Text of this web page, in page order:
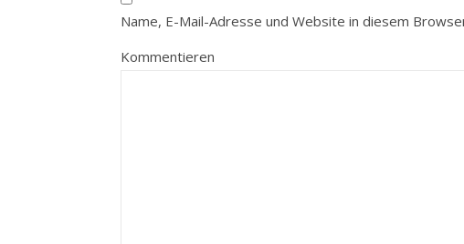
Name, E-Mail-Adresse und Website in diesem
Kommentieren